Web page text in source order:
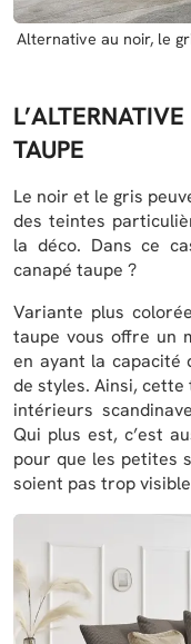
Alternative au noir, le
TAUPE
Le noir et le gris
des teintes
la déco. Dans ce
canapé taupe ?
Variante plus
taupe vous offre un
en ayant la capacité
de styles. Ainsi, cette
intérieurs
Qui plus est, c’est
pour que les petites
soient pas trop